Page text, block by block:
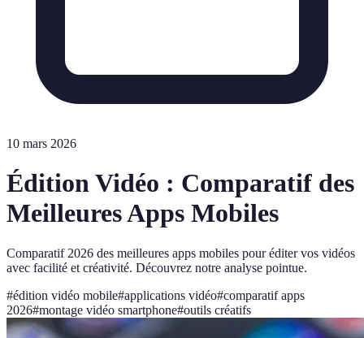
10 mars 2026
Édition Vidéo : Comparatif des
Meilleures Apps Mobiles
Comparatif 2026 des meilleures apps mobiles pour éditer vos vidéos
avec facilité et créativité. Découvrez notre analyse pointue.
#édition vidéo mobile#applications vidéo#comparatif apps
2026#montage vidéo smartphone#outils créatifs